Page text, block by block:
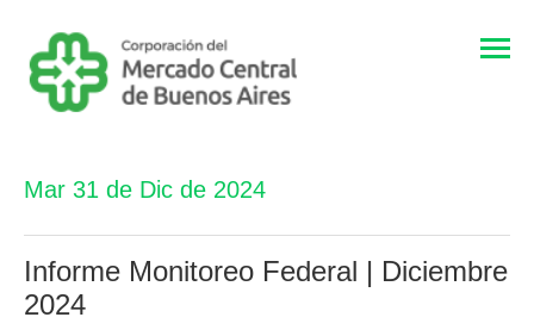
Mar 31 de Dic de 2024
Informe Monitoreo Federal | Diciembre
2024